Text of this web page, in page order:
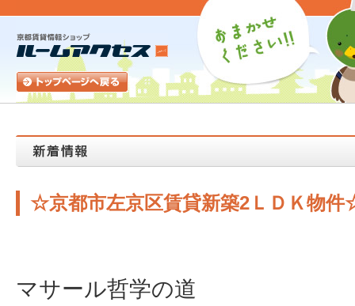
☆京都市左京区賃貸新築2ＬＤＫ物
マサール哲学の道